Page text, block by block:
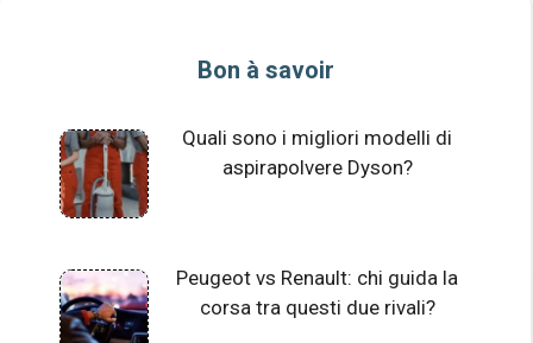
Bon à savoir
Quali sono i migliori modelli di
aspirapolvere Dyson?
Peugeot vs Renault: chi guida la
corsa tra questi due rivali?